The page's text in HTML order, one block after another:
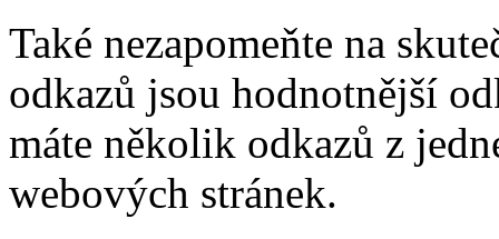
Také nezapomeňte na
odkazů jsou hodnotnější
máte několik odkazů z
webových stránek.